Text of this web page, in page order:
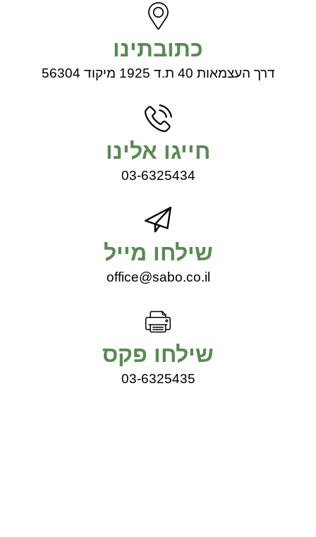
כתובתינו
דרך העצמאות 40 ת.ד 1925 מיקוד 56304
חייגו אלינו
03-6325434
שילחו מייל
office@sabo.co.il
שילחו פקס
03-6325435